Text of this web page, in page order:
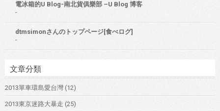
電冰箱的U Blog-南北貨俱樂部 –U Blog 博客
-
dtmsimonさんのトップページ[食べログ]
-
文章分類
2013單車環島愛台灣 (12)
2013東京迷路大暴走 (25)